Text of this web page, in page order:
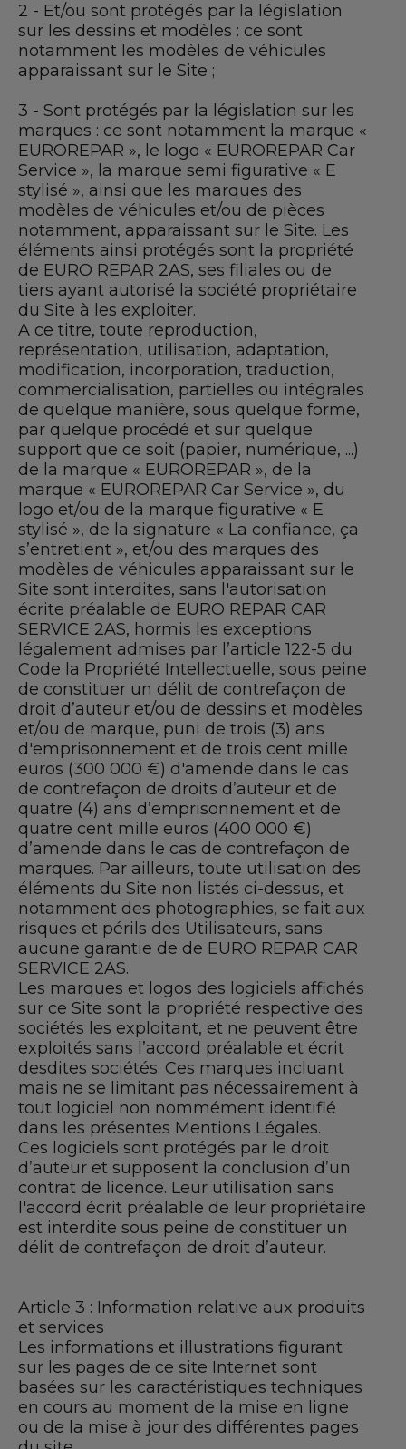
2 - Et/ou sont protégés par la législation
sur les dessins et modèles : ce sont
notamment les modèles de véhicules
apparaissant sur le Site ;
3 - Sont protégés par la législation sur les
marques : ce sont notamment la marque «
EUROREPAR », le logo « EUROREPAR Car
Service », la marque semi figurative « E
stylisé », ainsi que les marques des
modèles de véhicules et/ou de pièces
notamment, apparaissant sur le Site. Les
éléments ainsi protégés sont la propriété
de EURO REPAR 2AS, ses filiales ou de
tiers ayant autorisé la société propriétaire
du Site à les exploiter.
A ce titre, toute reproduction,
représentation, utilisation, adaptation,
modification, incorporation, traduction,
commercialisation, partielles ou intégrales
de quelque manière, sous quelque forme,
par quelque procédé et sur quelque
support que ce soit (papier, numérique, ...)
de la marque « EUROREPAR », de la
marque « EUROREPAR Car Service », du
logo et/ou de la marque figurative « E
stylisé », de la signature « La confiance, ça
s’entretient », et/ou des marques des
modèles de véhicules apparaissant sur le
Site sont interdites, sans l'autorisation
écrite préalable de EURO REPAR CAR
SERVICE 2AS, hormis les exceptions
légalement admises par l’article 122-5 du
Code la Propriété Intellectuelle, sous peine
de constituer un délit de contrefaçon de
droit d’auteur et/ou de dessins et modèles
et/ou de marque, puni de trois (3) ans
d'emprisonnement et de trois cent mille
euros (300 000 €) d'amende dans le cas
de contrefaçon de droits d’auteur et de
quatre (4) ans d’emprisonnement et de
quatre cent mille euros (400 000 €)
d’amende dans le cas de contrefaçon de
marques. Par ailleurs, toute utilisation des
éléments du Site non listés ci-dessus, et
notamment des photographies, se fait aux
risques et périls des Utilisateurs, sans
aucune garantie de de EURO REPAR CAR
SERVICE 2AS.
Les marques et logos des logiciels affichés
sur ce Site sont la propriété respective des
sociétés les exploitant, et ne peuvent être
exploités sans l’accord préalable et écrit
desdites sociétés. Ces marques incluant
mais ne se limitant pas nécessairement à
tout logiciel non nommément identifié
dans les présentes Mentions Légales.
Ces logiciels sont protégés par le droit
d’auteur et supposent la conclusion d’un
contrat de licence. Leur utilisation sans
l'accord écrit préalable de leur propriétaire
est interdite sous peine de constituer un
délit de contrefaçon de droit d’auteur.
Article 3 : Information relative aux produits
et services
Les informations et illustrations figurant
sur les pages de ce site Internet sont
basées sur les caractéristiques techniques
en cours au moment de la mise en ligne
ou de la mise à jour des différentes pages